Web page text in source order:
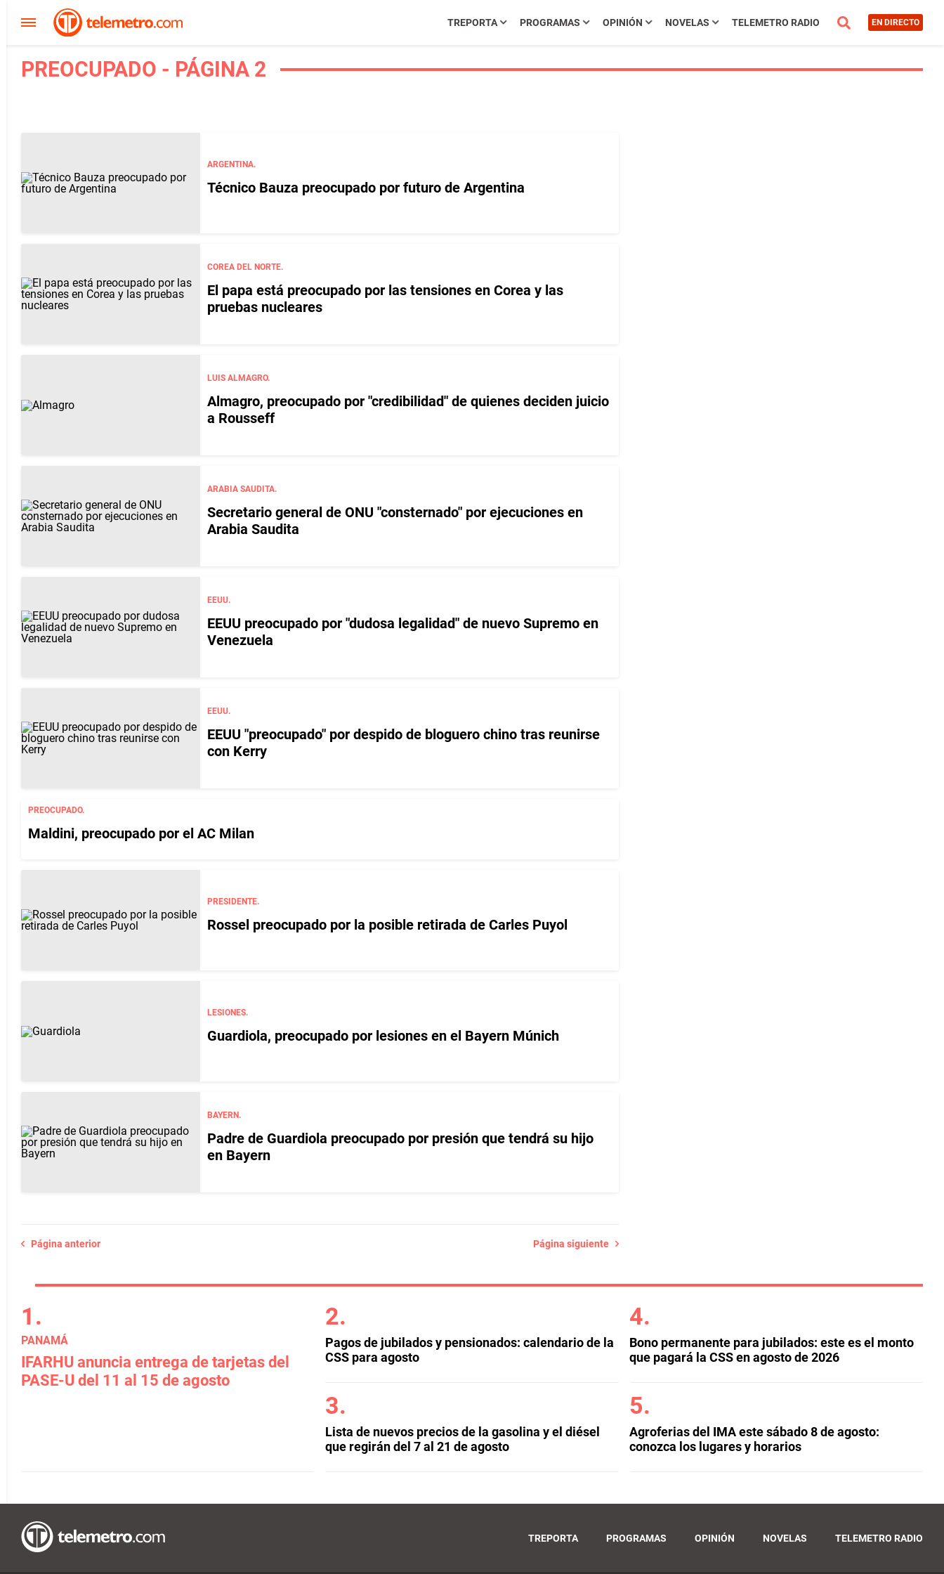
TREPORTA PROGRAMAS OPINIÓN NOVELAS TELEMETRO RADIO EN DIRECTO
PREOCUPADO - PÁGINA 2
ARGENTINA.
Técnico Bauza preocupado por futuro de Argentina
COREA DEL NORTE.
El papa está preocupado por las tensiones en Corea y las
pruebas nucleares
LUIS ALMAGRO.
Almagro, preocupado por "credibilidad" de quienes deciden juicio
a Rousseff
ARABIA SAUDITA.
Secretario general de ONU "consternado" por ejecuciones en
Arabia Saudita
EEUU.
EEUU preocupado por "dudosa legalidad" de nuevo Supremo en
Venezuela
EEUU.
EEUU "preocupado" por despido de bloguero chino tras reunirse
con Kerry
PREOCUPADO.
Maldini, preocupado por el AC Milan
PRESIDENTE.
Rossel preocupado por la posible retirada de Carles Puyol
LESIONES.
Guardiola, preocupado por lesiones en el Bayern Múnich
BAYERN.
Padre de Guardiola preocupado por presión que tendrá su hijo
en Bayern
Página anterior Página siguiente
PANAMÁ
IFARHU anuncia entrega de tarjetas del
PASE-U del 11 al 15 de agosto
Pagos de jubilados y pensionados: calendario de la
CSS para agosto
Lista de nuevos precios de la gasolina y el diésel
que regirán del 7 al 21 de agosto
Bono permanente para jubilados: este es el monto
que pagará la CSS en agosto de 2026
Agroferias del IMA este sábado 8 de agosto:
conozca los lugares y horarios
TREPORTA PROGRAMAS OPINIÓN NOVELAS TELEMETRO RADIO